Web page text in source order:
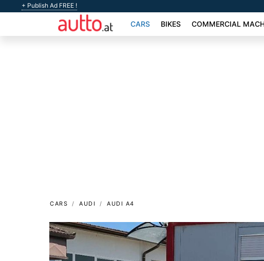
+ Publish Ad FREE !
CARS BIKES COMMERCIAL
CARS AUDI AUDI A4